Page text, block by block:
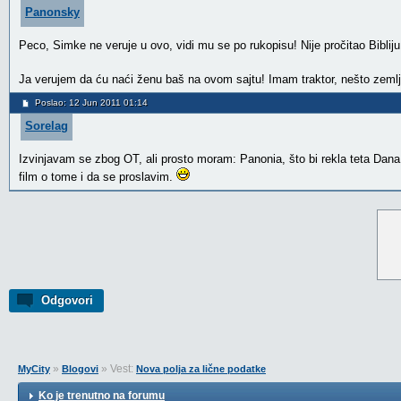
Odgovori
Panonsky
Peco, Simke ne veruje u ovo, vidi mu se po rukopisu! Nije pročitao
Ja verujem da ću naći ženu baš na ovom sajtu! Imam traktor, nešto
Poslao: 12 Jun 2011 01:14
Sorelag
Izvinjavam se zbog OT, ali prosto moram: Panonia, što bi rekla teta
film o tome i da se proslavim.
MyCity » Blogovi » Vest: Nova polja za lične podatke
Ko je trenutno na forumu